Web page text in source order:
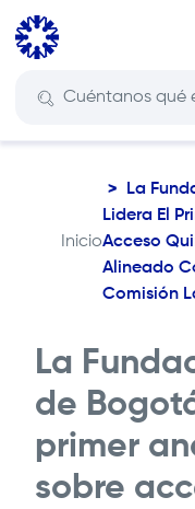
Pasar
principal
Inicio
La
Lidera El
Acceso
Alineado
Comisión
La
de
primer
sobre